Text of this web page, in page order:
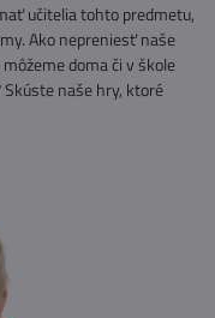
učitelia tohto predmetu,
Ako nepreniesť naše
doma či v škole
naše hry, ktoré